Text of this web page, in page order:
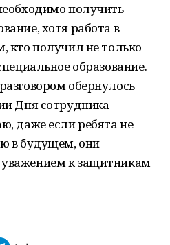
получить
хотя работа в
кто получил не только
образование.
обернулось
Дня сотрудника
даже если ребята не
в будущем, они
к защитникам